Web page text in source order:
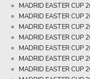
MADRID EASTER CUP
MADRID EASTER CUP
MADRID EASTER CUP
MADRID EASTER CUP
MADRID EASTER CUP
MADRID EASTER CUP
MADRID EASTER CUP